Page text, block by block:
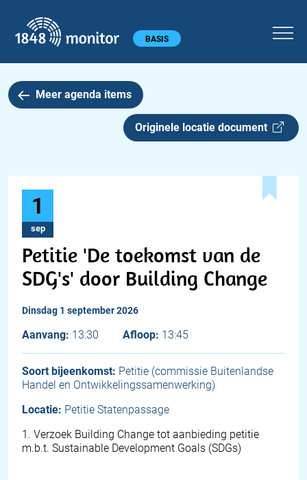
Hoofdmenu BASIS
Meer agenda items
Originele locatie document
1
sep
Petitie 'De toekomst van de
SDG's' door Building Change
dinsdag 1 september 2026
Aanvang: 13:30 Afloop: 13:45
Soort bijeenkomst: Petitie (commissie Buitenlandse
Handel en Ontwikkelingssamenwerking)
Locatie: Petitie Statenpassage
1 . Verzoek Building Change tot aanbieding petitie
m.b.t. Sustainable Development Goals (SDGs)